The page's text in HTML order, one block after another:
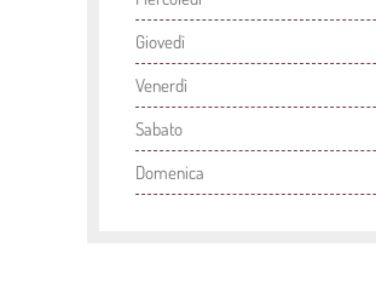
Giovedì
Venerdì
Sabato
Domenica